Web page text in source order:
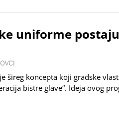
uniforme postaju
šireg koncepta koji gradske
bistre glave“. Ideja ovog